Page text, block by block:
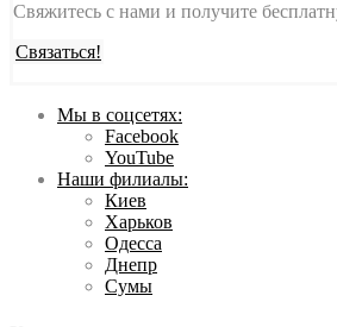
Свяжитесь с нами и получите
Связаться!
Мы в соцсетях:
Facebook
YouTube
Наши филиалы:
Киев
Харьков
Одесса
Днепр
Сумы